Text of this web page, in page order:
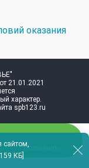
21.01.2021
характер.
spb123.ru
Позвонить
сайтом,
159 КБ]